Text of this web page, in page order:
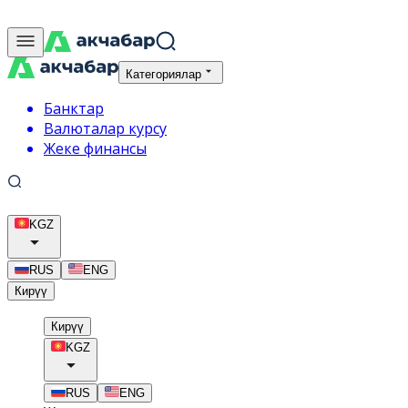
Категориялар
Банктар
Валюталар курсу
Жеке финансы
KGZ
RUS
ENG
Кирүү
Кирүү
KGZ
RUS ENG